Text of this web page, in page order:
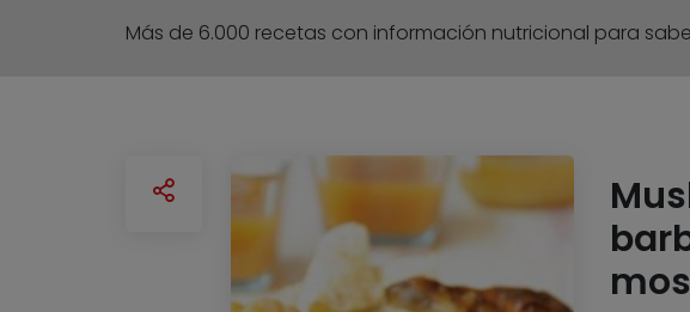
Más de 6.000 recetas con información nutricional para